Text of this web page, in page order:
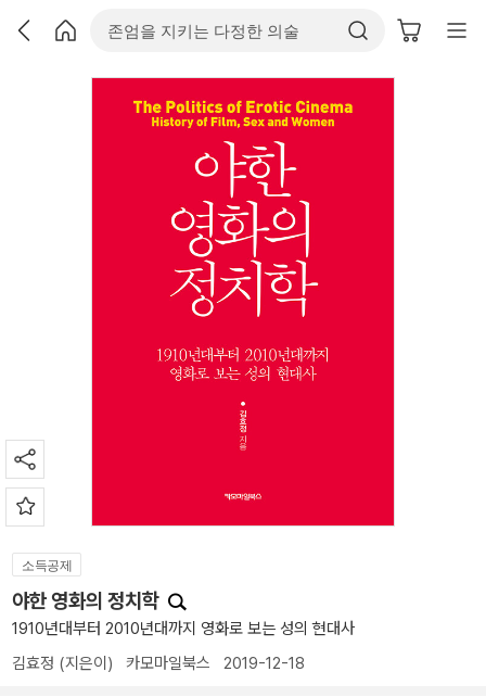
소득공제
야한 영화의 정치학
1910년대부터 2010년대까지 영화로 보는 성의 현대사
김효정 (지은이) 카모마일북스 2019-12-18